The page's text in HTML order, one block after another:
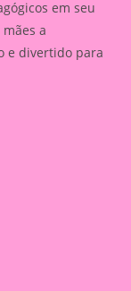
em seu
a
e divertido para